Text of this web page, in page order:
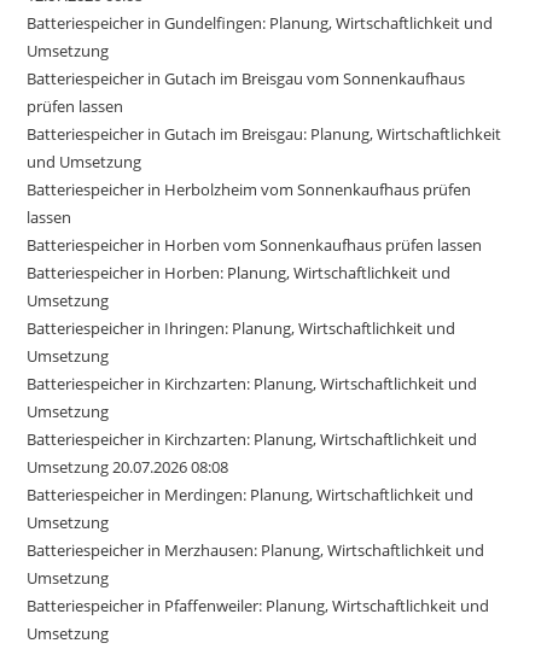
Batteriespeicher in Gundelfingen: Planung, Wirtschaftlichkeit und
Umsetzung
Batteriespeicher in Gutach im Breisgau vom Sonnenkaufhaus
prüfen lassen
Batteriespeicher in Gutach im Breisgau: Planung, Wirtschaftlichkeit
und Umsetzung
Batteriespeicher in Herbolzheim vom Sonnenkaufhaus prüfen
lassen
Batteriespeicher in Horben vom Sonnenkaufhaus prüfen lassen
Batteriespeicher in Horben: Planung, Wirtschaftlichkeit und
Umsetzung
Batteriespeicher in Ihringen: Planung, Wirtschaftlichkeit und
Umsetzung
Batteriespeicher in Kirchzarten: Planung, Wirtschaftlichkeit und
Umsetzung
Batteriespeicher in Kirchzarten: Planung, Wirtschaftlichkeit und
Umsetzung 20.07.2026 08:08
Batteriespeicher in Merdingen: Planung, Wirtschaftlichkeit und
Umsetzung
Batteriespeicher in Merzhausen: Planung, Wirtschaftlichkeit und
Umsetzung
Batteriespeicher in Pfaffenweiler: Planung, Wirtschaftlichkeit und
Umsetzung